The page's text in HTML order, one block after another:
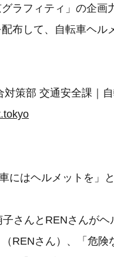
ラフィティ」の企画
布して、自転車ヘル
策部 交通安全課｜
にはヘルメットを」
さんとRENさんがヘ
RENさん）、「危険